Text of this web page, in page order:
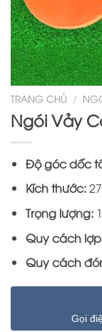
TRANG CHỦ /
Ngói Vảy
Độ góc dốc
Kích thước:
Trọng lượng:
Quy cách
Quy cách
Gọi